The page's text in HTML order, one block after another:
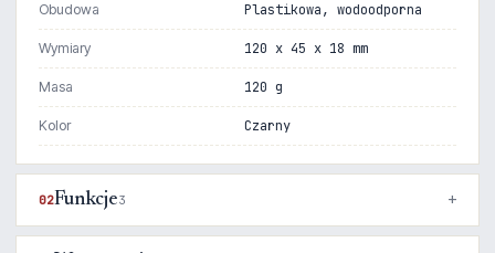
Obudowa Plastikowa, wodoodporna
Wymiary 120 x 45 x 18 mm
Masa 120 g
Kolor Czarny
02Funkcje3